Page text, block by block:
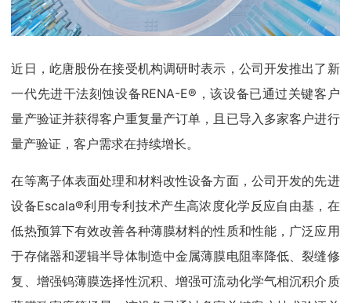
近日，屹唐股份在接受机构调研时表示，公司开发推出了新
一代先进干法刻蚀设备RENA-E®，该设备已通过关键客户
量产验证并获得客户重复量产订单，且已导入多家客户进行
量产验证，客户需求在持续增长。
在等离子体表面处理和材料改性设备方面，公司开发的先进
设备Escala®利用专利技术产生高浓度化学反应自由基，在
低热预算下有效改善各种薄膜材料的性质和性能，广泛应用
于存储器和逻辑半导体制造中金属薄膜电阻率降低、裂缝修
复、增强钨薄膜选择性沉积、增强可流动化学气相沉积介质